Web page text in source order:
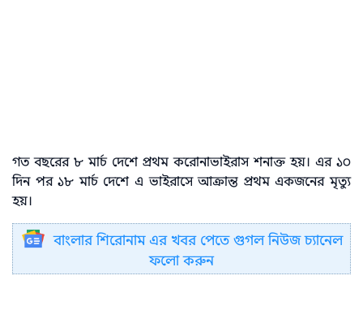
গত বছরের ৮ মার্চ দেশে প্রথম করোনাভাইরাস শনাক্ত হয়। এর ১০
দিন পর ১৮ মার্চ দেশে এ ভাইরাসে আক্রান্ত প্রথম একজনের মৃত্যু
হয়।
বাংলার শিরোনাম এর খবর পেতে গুগল নিউজ চ্যানেল
ফলো করুন